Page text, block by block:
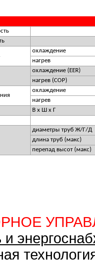
охлаждение
нагрев
охлаждение (EER)
нагрев (COP)
охлаждение
нагрев
В х Ш х Г
диаметры труб Ж/Г/Д
длина труб (макс)
перепад высот (макс)